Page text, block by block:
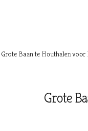
Grote Baan te Houthalen voor
Grote